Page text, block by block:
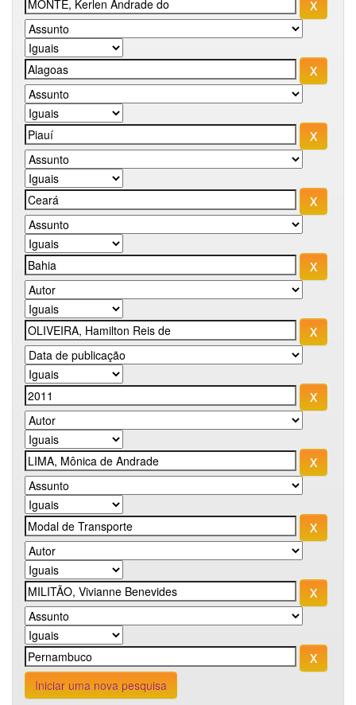
Iniciar uma nova pesquisa